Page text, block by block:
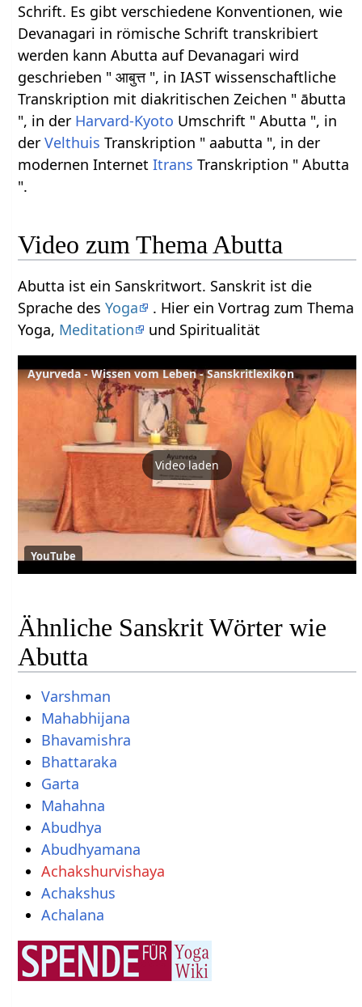
Schrift. Es gibt verschiedene Konventionen, wie
Devanagari in römische Schrift transkribiert
werden kann Abutta auf Devanagari wird
geschrieben " आबुत्त ", in IAST wissenschaftliche
Transkription mit diakritischen Zeichen " ābutta
", in der Harvard-Kyoto Umschrift " Abutta ", in
derVelthuis Transkription " aabutta ", in der
modernen InternetItrans Transkription " Abutta
".
Video zum Thema Abutta
Abutta ist ein Sanskritwort. Sanskrit ist die
Sprache desYoga
. Hier ein Vortrag zum Thema
Yoga, Meditation und Spiritualität
Ayurveda - Wissen vom Leben - Sanskritlexikon
Video laden
YouTube
Ähnliche Sanskrit Wörter wie
Abutta
Varshman
Mahabhijana
Bhavamishra
Bhattaraka
Garta
Mahahna
Abudhya
Abudhyamana
Achakshurvishaya
Achakshus
Achalana